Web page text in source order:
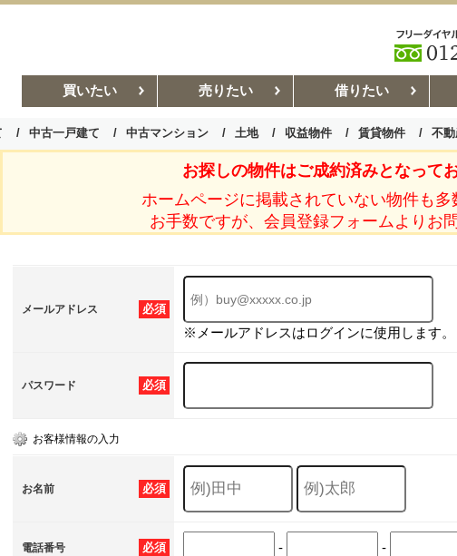
買いたい 売りたい 借りたい
中古一戸建て 中古マンション 土地 収益物件 賃貸物件 不
お部屋探しコラム 賃貸管理コ
お探しの物件はご成約済みとなってお
ホームページに掲載されていない物件も多
お手数ですが、会員登録フォームよりお
必須
メールアドレス
※メールアドレスはログインに使用します。
必須
パスワード
お客様情報の入力
必須
お名前
必須
電話番号 - -